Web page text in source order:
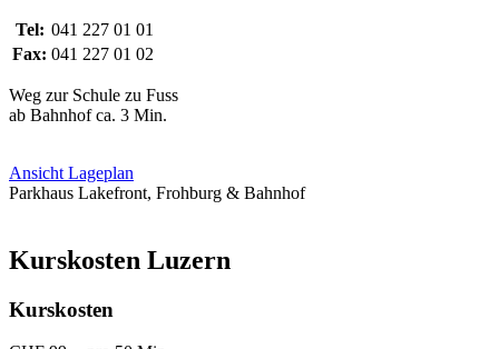
Tel: 041 227 01 01
Fax: 041 227 01 02
Weg zur Schule zu Fuss
ab Bahnhof ca. 3 Min.
Ansicht Lageplan
Parkhaus Lakefront, Frohburg & Bahnhof
Kurskosten Luzern
Kurskosten